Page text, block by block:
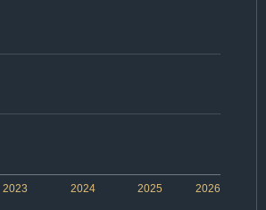
2024 2026
2023 2025